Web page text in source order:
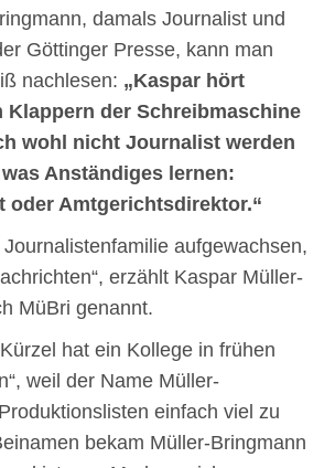
damals Journalist und
Göttinger Presse, kann man
nachlesen: „Kaspar hört
Klappern der Schreibmaschine
wohl nicht Journalist werden
Anständiges lernen:
oder Amtgerichtsdirektor.“
Journalistenfamilie aufgewachsen,
erzählt Kaspar Müller-
MüBri genannt.
hat ein Kollege in frühen
weil der Name Müller-
einfach viel zu
bekam Müller-Bringmann